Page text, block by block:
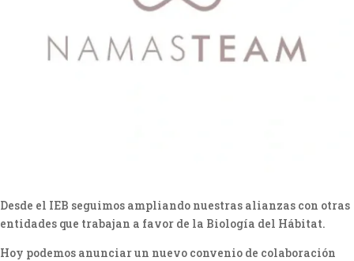
Desde el IEB seguimos ampliando nuestras alianzas con otras
entidades que trabajan a favor de la Biología del Hábitat.
Hoy podemos anunciar un nuevo convenio de colaboración